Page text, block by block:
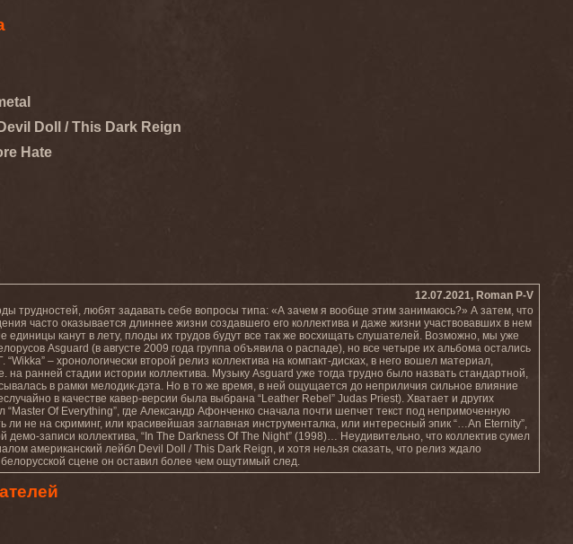
Devil Doll / This Dark Reign
Hate
12.07.2021, Roman P-V
трудностей, любят задавать себе вопросы типа: «А зачем я вообще этим занимаюсь?» А затем, что
часто оказывается длиннее жизни создавшего его коллектива и даже жизни участвовавших в нем
единицы канут в лету, плоды их трудов будут все так же восхищать слушателей. Возможно, мы уже
Asguard (в августе 2009 года группа объявила о распаде), но все четыре их альбома остались
– хронологически второй релиз коллектива на компакт-дисках, в него вошел материал,
на ранней стадии истории коллектива. Музыку Asguard уже тогда трудно было назвать стандартной,
в рамки мелодик-дэта. Но в то же время, в ней ощущается до неприличия сильное влияние
в качестве кавер-версии была выбрана “Leather Rebel” Judas Priest). Хватает и других
“Master Of Everything”, где Александр Афонченко сначала почти шепчет текст под непримоченную
ли не на скриминг, или красивейшая заглавная инструменталка, или интересный эпик “…An Eternity”,
записи коллектива, “In The Darkness Of The Night” (1998)… Неудивительно, что коллектив сумел
американский лейбл Devil Doll / This Dark Reign, и хотя нельзя сказать, что релиз ждало
сцене он оставил более чем ощутимый след.